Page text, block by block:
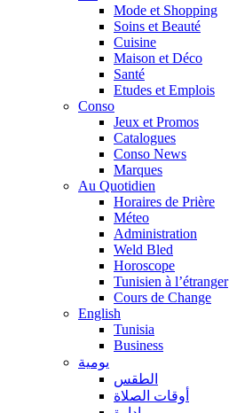
Mode et Shopping
Soins et Beauté
Cuisine
Maison et Déco
Santé
Etudes et Emplois
Conso
Jeux et Promos
Catalogues
Conso News
Marques
Au Quotidien
Horaires de Prière
Méteo
Administration
Weld Bled
Horoscope
Tunisien à l’étranger
Cours de Change
English
Tunisia
Business
يومية
الطقس
أوقات الصلاة